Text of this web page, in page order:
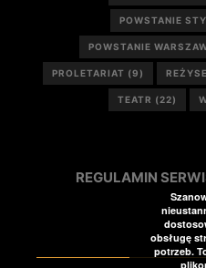
POWSTANIE
POWSTANIE
PROLETARIAT (9)
TEATR (22)
REGULAMIN
obsługę
potrzeb.